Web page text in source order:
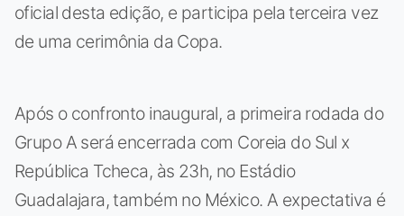
oficial desta edição, e participa pela terceira vez
de uma cerimônia da Copa.
Após o confronto inaugural, a primeira rodada do
Grupo A será encerrada com Coreia do Sul x
República Tcheca, às 23h, no Estádio
Guadalajara, também no México. A expectativa é